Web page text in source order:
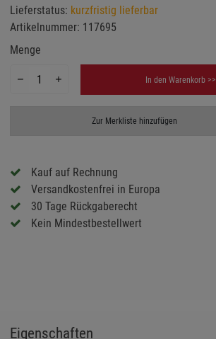
Lieferstatus: kurzfristig lieferbar
Artikelnummer: 117695
Menge
In den Warenkorb >>
Zur Merkliste hinzufügen
Kauf auf Rechnung
Versandkostenfrei in Europa
30 Tage Rückgaberecht
Kein Mindestbestellwert
Eigenschaften